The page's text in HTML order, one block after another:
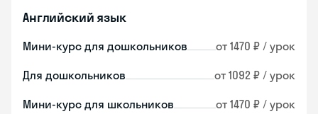
Английский язык
Мини-курс для дошкольников от 1470 ₽ / урок
Для дошкольников от 1092 ₽ / урок
Мини-курс для школьников от 1470 ₽ / урок